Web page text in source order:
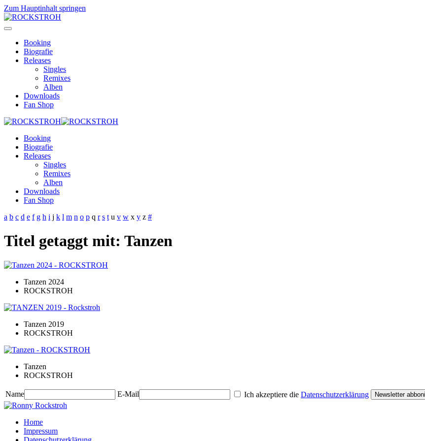
Zum Hauptinhalt springen
Booking
Biografie
Releases
Singles
Remixes
Alben
Downloads
Fan Shop
Booking
Biografie
Releases
Singles
Remixes
Alben
Downloads
Fan Shop
a b c d e f g h i j k l m n o p q r s t u v w x y z #
Titel getaggt mit: Tanzen
Tanzen 2024
ROCKSTROH
Tanzen 2019
ROCKSTROH
Tanzen
ROCKSTROH
Name E-Mail Ich akzeptiere die Datenschutzerklärung
Home
Impressum